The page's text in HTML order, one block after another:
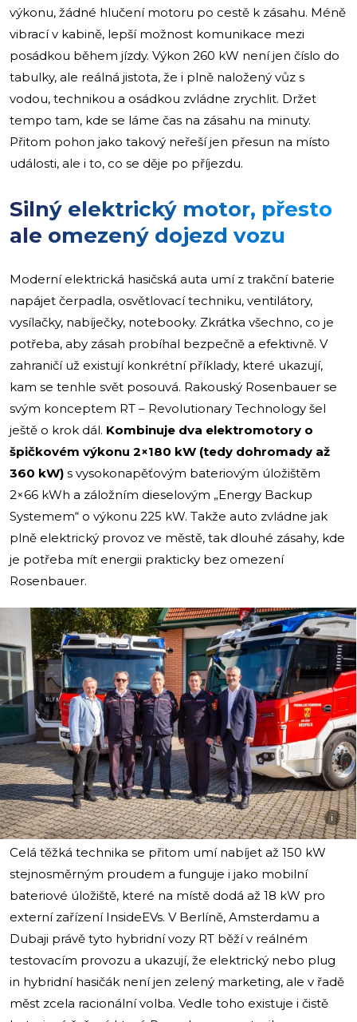
výkonu, žádné hlučení motoru po cestě k zásahu. Méně
vibrací v kabině, lepší možnost komunikace mezi
posádkou během jízdy. Výkon 260 kW není jen číslo do
tabulky, ale reálná jistota, že i plně naložený vůz s
vodou, technikou a osádkou zvládne zrychlit. Držet
tempo tam, kde se láme čas na zásahu na minuty.
Přitom pohon jako takový neřeší jen přesun na místo
události, ale i to, co se děje po příjezdu.
Silný elektrický motor, přesto
ale omezený dojezd vozu
Moderní elektrická hasičská auta umí z trakční baterie
napájet čerpadla, osvětlovací techniku, ventilátory,
vysílačky, nabíječky, notebooky. Zkrátka všechno, co je
potřeba, aby zásah probíhal bezpečně a efektivně. V
zahraničí už existují konkrétní příklady, které ukazují,
kam se tenhle svět posouvá. Rakouský Rosenbauer se
svým konceptem RT – Revolutionary Technology šel
ještě o krok dál. Kombinuje dva elektromotory o
špičkovém výkonu 2×180 kW (tedy dohromady až
360 kW) s vysokonapěťovým bateriovým úložištěm
2×66 kWh a záložním dieselovým „Energy Backup
Systemem“ o výkonu 225 kW. Takže auto zvládne jak
plně elektrický provoz ve městě, tak dlouhé zásahy, kde
je potřeba mít energii prakticky bez omezení
Rosenbauer.
i
Celá těžká technika se přitom umí nabíjet až 150 kW
stejnosměrným proudem a funguje i jako mobilní
bateriové úložiště, které na místě dodá až 18 kW pro
externí zařízení InsideEVs. V Berlíně, Amsterdamu a
Dubaji právě tyto hybridní vozy RT běží v reálném
testovacím provozu a ukazují, že elektrický nebo plug
in hybridní hasičák není jen zelený marketing, ale v řadě
měst zcela racionální volba. Vedle toho existuje i čistě